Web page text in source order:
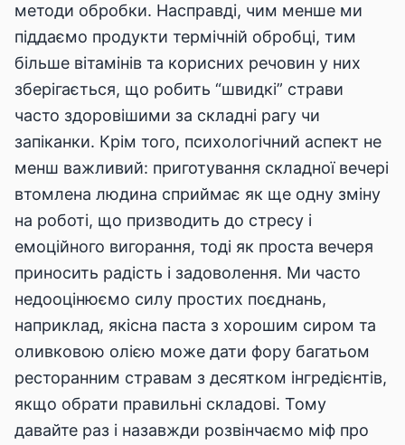
методи обробки. Насправді, чим менше ми
піддаємо продукти термічній обробці, тим
більше вітамінів та корисних речовин у них
зберігається, що робить “швидкі” страви
часто здоровішими за складні рагу чи
запіканки. Крім того, психологічний аспект не
менш важливий: приготування складної вечері
втомлена людина сприймає як ще одну зміну
на роботі, що призводить до стресу і
емоційного вигорання, тоді як проста вечеря
приносить радість і задоволення. Ми часто
недооцінюємо силу простих поєднань,
наприклад, якісна паста з хорошим сиром та
оливковою олією може дати фору багатьом
ресторанним стравам з десятком інгредієнтів,
якщо обрати правильні складові. Тому
давайте раз і назавжди розвінчаємо міф про